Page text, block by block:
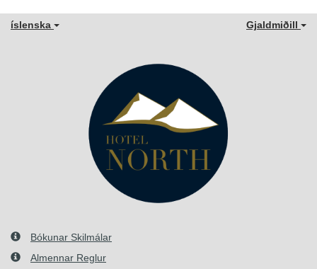
íslenska Gjaldmiðill
Bókunar Skilmálar
Almennar Reglur